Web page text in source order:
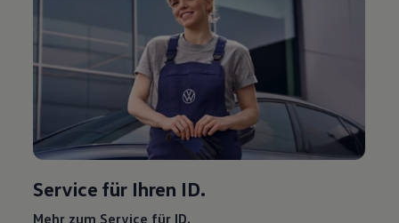
Service für Ihren ID.
Mehr zum Service für ID.